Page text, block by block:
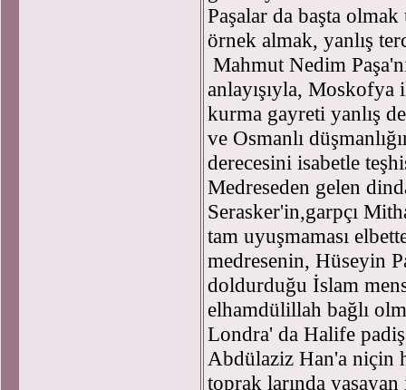
Paşalar da başta
örnek almak, yanlış
Mahmut Nedim
anlayışıyla,
kurma gayreti yanlış
ve Osmanlı
derecesini isabetle
Medreseden gelen
Serasker'in,garpçı
tam uyuşmaması
medresenin, Hüseyin
doldurduğu İslam
elhamdülillah bağlı
Londra' da Halife
Abdülaziz Han'a niçin
toprak larında yaşayan